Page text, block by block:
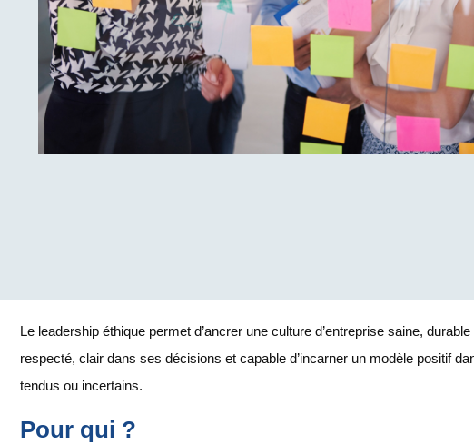
Le leadership éthique permet d’ancrer une culture d’entreprise saine,
respecté, clair dans ses décisions et capable d’incarner un modèle positif
tendus ou incertains.
Pour qui ?